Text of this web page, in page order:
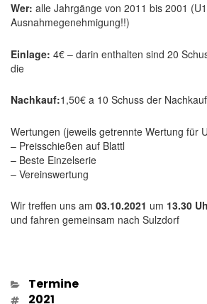
Wer: alle Jahrgänge von 2011 bis 2001
Ausnahmegenehmigung!!)
Einlage: 4€ – darin enthalten sind 20
die
Nachkauf:1,50€ a 10 Schuss der
Wertungen (jeweils getrennte Wertung für
– Preisschießen auf Blattl
– Beste Einzelserie
– Vereinswertung
Wir treffen uns am 03.10.2021 um 13.30
und fahren gemeinsam nach Sulzdorf
Kategorien
Termine
Schlagwörter
2021